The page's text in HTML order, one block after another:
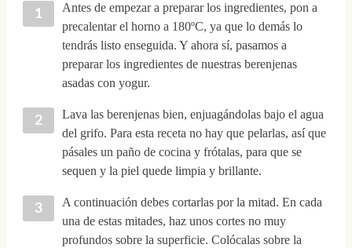
Antes de empezar a preparar los ingredientes, pon a
precalentar el horno a 180ºC, ya que lo demás lo
tendrás listo enseguida. Y ahora sí, pasamos a
preparar los ingredientes de nuestras berenjenas
asadas con yogur.
Lava las berenjenas bien, enjuagándolas bajo el agua
del grifo. Para esta receta no hay que pelarlas, así que
pásales un paño de cocina y frótalas, para que se
sequen y la piel quede limpia y brillante.
A continuación debes cortarlas por la mitad. En cada
una de estas mitades, haz unos cortes no muy
profundos sobre la superficie. Colócalas sobre la